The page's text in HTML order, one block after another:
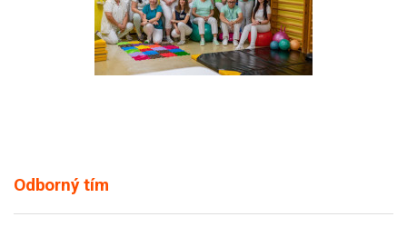
Odborný tím